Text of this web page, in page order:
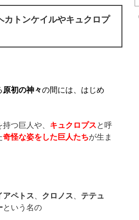
カトンケイルやキュクロプ
原初の神々の間には、はじめ
持つ巨人や、 キュクロプスと呼
奇怪な姿をした巨人たちが生ま
アペトス クロノス
テテュ
という名の